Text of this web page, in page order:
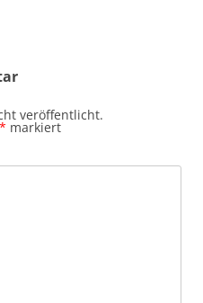
veröffentlicht.
* markiert